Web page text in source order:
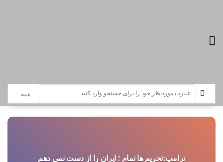
سرویس خبری ترامپ
ترامپ:تحریم ها تمام ؛ ایران را از دست نمی دهم